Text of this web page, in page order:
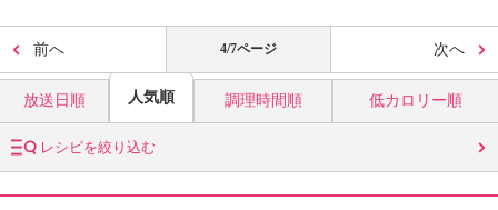
前へ 4/7ページ 次へ
放送日順 人気順 調理時間順 低カロリー順
レシピを絞り込む